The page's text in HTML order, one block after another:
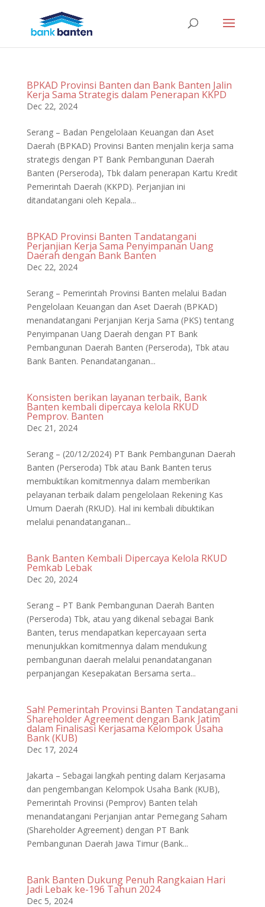
BPKAD Provinsi Banten dan Bank Banten Jalin
Kerja Sama Strategis dalam Penerapan KKPD
Dec 22, 2024
Serang – Badan Pengelolaan Keuangan dan Aset
Daerah (BPKAD) Provinsi Banten menjalin kerja sama
strategis dengan PT Bank Pembangunan Daerah
Banten (Perseroda), Tbk dalam penerapan Kartu Kredit
Pemerintah Daerah (KKPD). Perjanjian ini
ditandatangani oleh Kepala...
BPKAD Provinsi Banten Tandatangani
Perjanjian Kerja Sama Penyimpanan Uang
Daerah dengan Bank Banten
Dec 22, 2024
Serang – Pemerintah Provinsi Banten melalui Badan
Pengelolaan Keuangan dan Aset Daerah (BPKAD)
menandatangani Perjanjian Kerja Sama (PKS) tentang
Penyimpanan Uang Daerah dengan PT Bank
Pembangunan Daerah Banten (Perseroda), Tbk atau
Bank Banten. Penandatanganan...
Konsisten berikan layanan terbaik, Bank
Banten kembali dipercaya kelola RKUD
Pemprov. Banten
Dec 21, 2024
Serang – (20/12/2024) PT Bank Pembangunan Daerah
Banten (Perseroda) Tbk atau Bank Banten terus
membuktikan komitmennya dalam memberikan
pelayanan terbaik dalam pengelolaan Rekening Kas
Umum Daerah (RKUD). Hal ini kembali dibuktikan
melalui penandatanganan...
Bank Banten Kembali Dipercaya Kelola RKUD
Pemkab Lebak
Dec 20, 2024
Serang – PT Bank Pembangunan Daerah Banten
(Perseroda) Tbk, atau yang dikenal sebagai Bank
Banten, terus mendapatkan kepercayaan serta
menunjukkan komitmennya dalam mendukung
pembangunan daerah melalui penandatanganan
perpanjangan Kesepakatan Bersama serta...
Sah! Pemerintah Provinsi Banten Tandatangani
Shareholder Agreement dengan Bank Jatim
dalam Finalisasi Kerjasama Kelompok Usaha
Bank (KUB)
Dec 17, 2024
Jakarta – Sebagai langkah penting dalam Kerjasama
dan pengembangan Kelompok Usaha Bank (KUB),
Pemerintah Provinsi (Pemprov) Banten telah
menandatangani Perjanjian antar Pemegang Saham
(Shareholder Agreement) dengan PT Bank
Pembangunan Daerah Jawa Timur (Bank...
Bank Banten Dukung Penuh Rangkaian Hari
Jadi Lebak ke-196 Tahun 2024
Dec 5, 2024